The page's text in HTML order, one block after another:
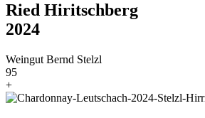
Ried Hiritschberg
2024
Weingut Bernd Stelzl
95
+